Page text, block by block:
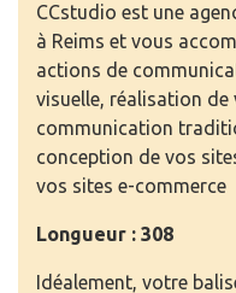
CCstudio est une
à Reims et vous
actions de
visuelle, réalisation
communication
conception de vos
vos sites e-commerce
Longueur : 308
Idéalement, votre